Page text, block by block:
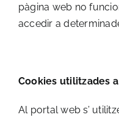
pàgina web no
accedir a
Cookies utilitzades
Al portal web s’